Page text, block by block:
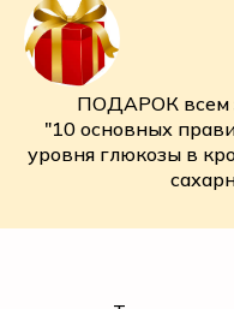
ПОДАРОК всем
"10 основных
уровня глюкозы в